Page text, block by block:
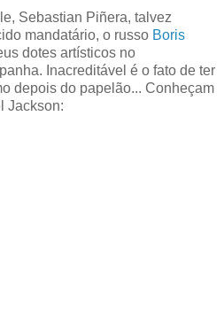
Sebastian Piñera, talvez
mandatário, o russo Boris
dotes artísticos no
Inacreditável é o fato de ter
depois do papelão... Conheçam
Jackson: